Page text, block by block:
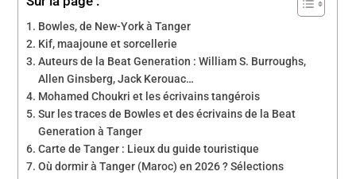
Bowles, de New-York à Tanger
Kif, maajoune et sorcellerie
Auteurs de la Beat Generation : William S. Burroughs,
Allen Ginsberg, Jack Kerouac…
Mohamed Choukri et les écrivains tangérois
Sur les traces de Bowles et des écrivains de la Beat
Generation à Tanger
Carte de Tanger : Lieux du guide touristique
Où dormir à Tanger (Maroc) en 2026 ? Sélections